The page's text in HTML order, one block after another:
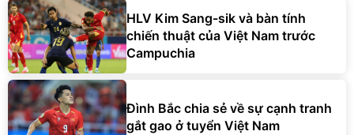
HLV Kim Sang-sik và bàn tính
chiến thuật của Việt Nam trước
Campuchia
Đình Bắc chia sẻ về sự cạnh tranh
gắt gao ở tuyển Việt Nam